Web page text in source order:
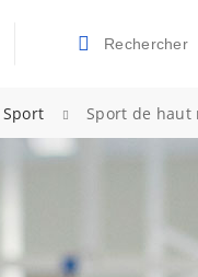
Valider la
Sport Sport de haut